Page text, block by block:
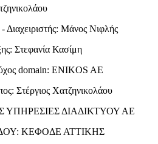
Διαχειριστής: Μάνος Νιφλής
Στεφανία Κασίμη
domain: ENIKOS AE
Στέργιος Χατζηνικολάου
ΥΠΗΡΕΣΙΕΣ ΔΙΑΔΙΚΤΥΟΥ ΑΕ
ΚΕΦΟΔΕ ΑΤΤΙΚΗΣ